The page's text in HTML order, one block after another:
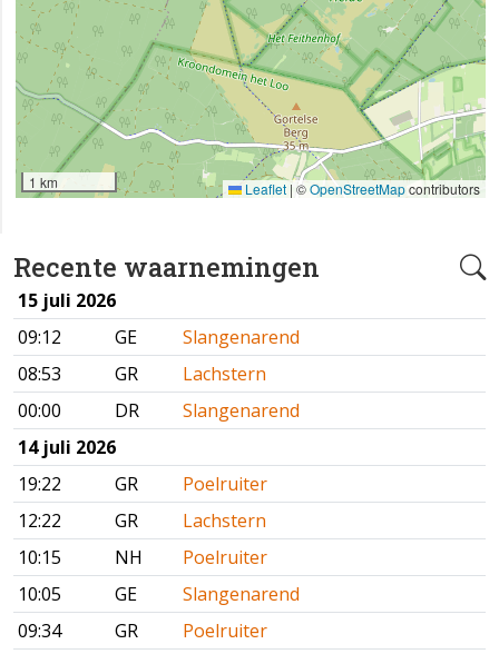
Recente waarnemingen
15 juli 2026
09:12
GE
Slangenarend
08:53
GR
Lachstern
00:00
DR
Slangenarend
14 juli 2026
19:22
GR
Poelruiter
12:22
GR
Lachstern
10:15
NH
Poelruiter
10:05
GE
Slangenarend
09:34
GR
Poelruiter
1 km Leaflet | ©OpenStreetMapcontributors